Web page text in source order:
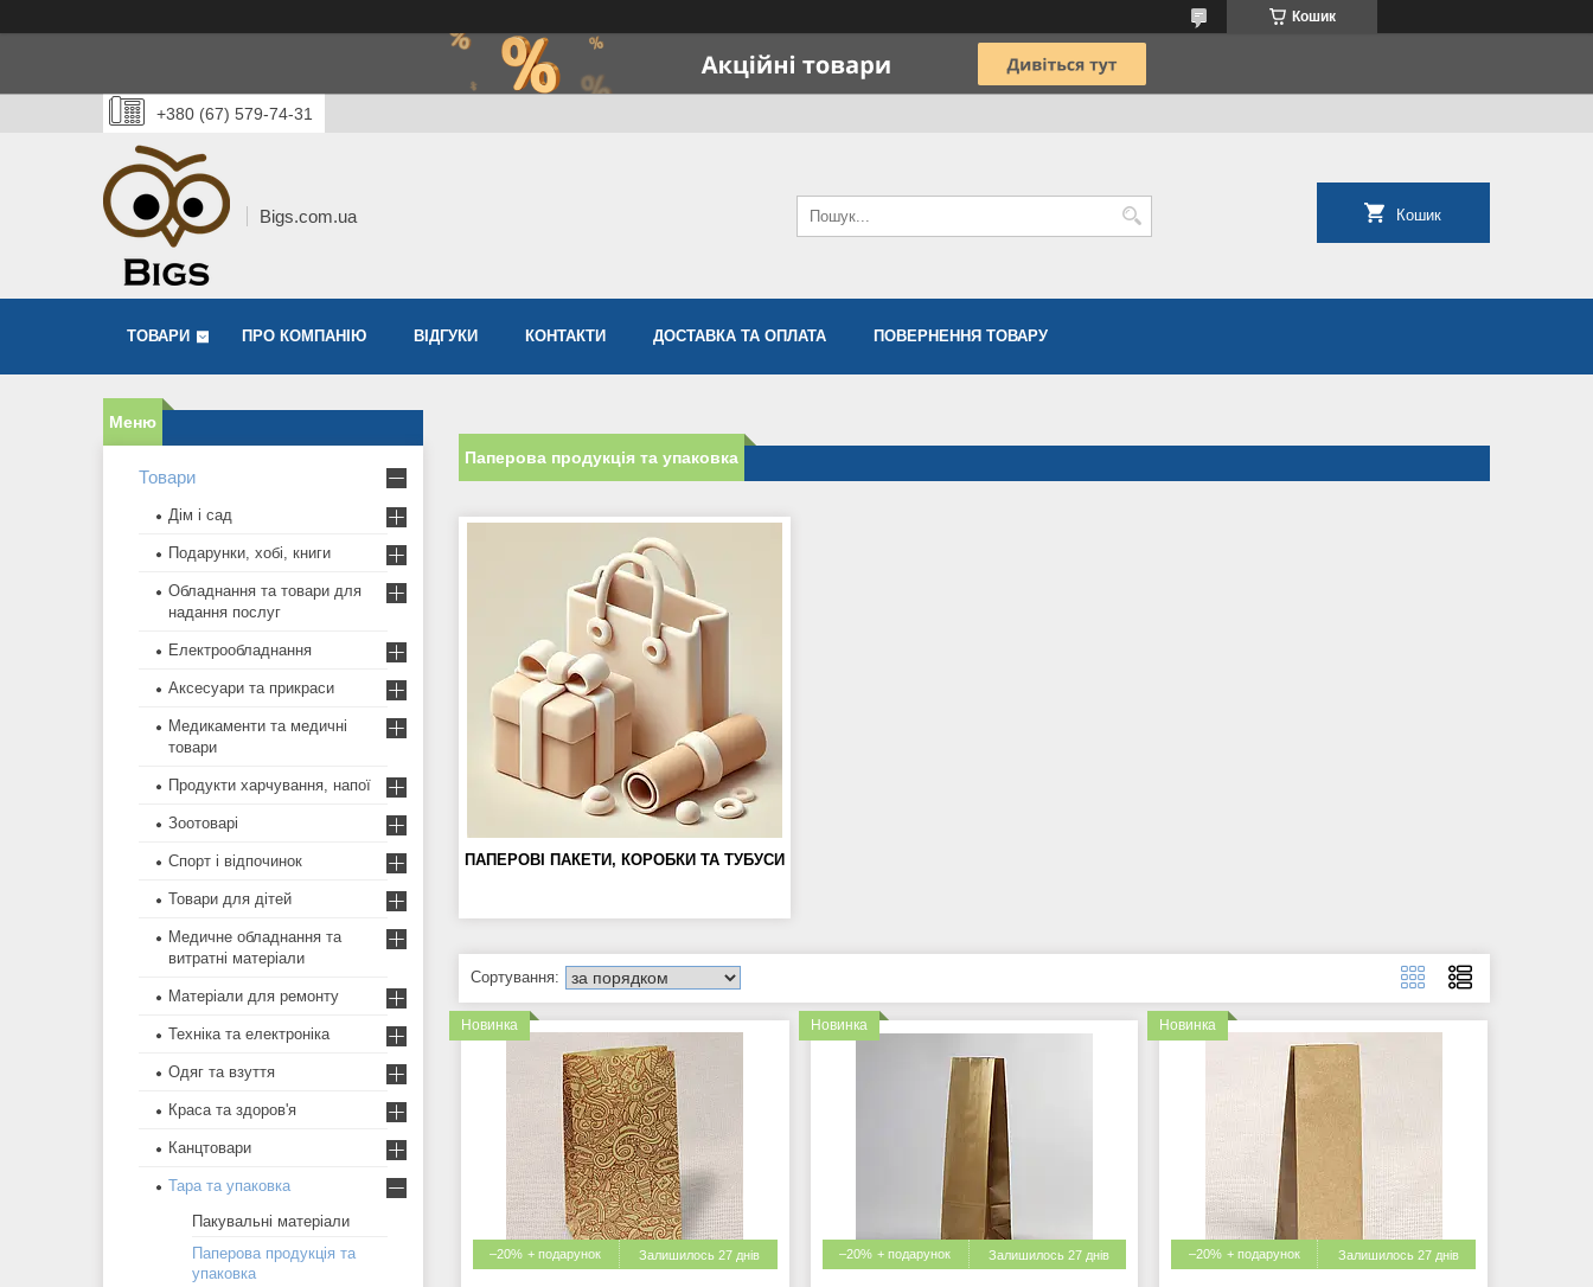
Кошик
+380 (67) 579-74-31
Bigs.com.ua Кошик
ТОВАРИ ПРО КОМПАНІЮ ВІДГУКИ КОНТАКТИ ДОСТАВКА ТА ОПЛАТА ПОВЕРНЕННЯ ТОВАРУ
Паперова продукція та упаковка
ПАПЕРОВІ ПАКЕТИ, КОРОБКИ ТА ТУБУСИ
Новинка
–20% Залишилось 27 днів
Новинка
–20% Залишилось 27 днів
Новинка
–20% Залишилось 27 днів
Товари
Дім і сад
Подарунки, хобі, книги
Обладнання та товари для
надання послуг
Електрообладнання
Аксесуари та прикраси
Медикаменти та медичні
товари
Продукти харчування, напої
Зоотоварі
Спорт і відпочинок
Товари для дітей
Медичне обладнання та
витратні матеріали
Матеріали для ремонту
Техніка та електроніка
Одяг та взуття
Краса та здоров'я
Канцтовари
Тара та упаковка
Пакувальні матеріали
Паперова продукція та
упаковка